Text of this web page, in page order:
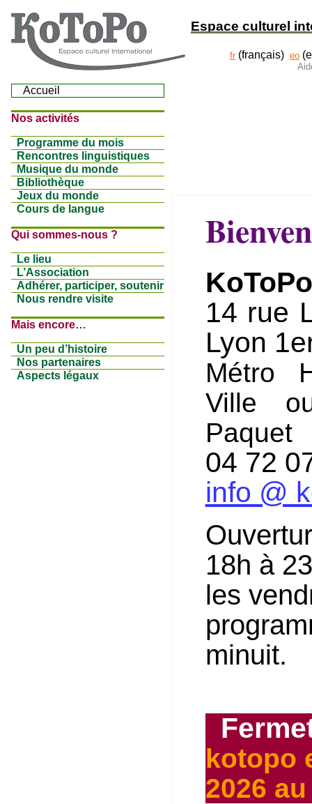
Espace culturel
fr(français) eo
Accueil
Nos activités
Programme du mois
Rencontres linguistiques
Musique du monde
Bibliothèque
Jeux du monde
Cours de langue
Qui sommes-nous ?
Le lieu
L’Association
Adhérer, participer, soutenir
Nous rendre visite
Mais encore…
Un peu d’histoire
Nos partenaires
Aspects légaux
KoToPo
14 rue
Lyon
Métro
Ville
Paquet
04 72
info @
18h à
les
minuit.
kotopo
2026